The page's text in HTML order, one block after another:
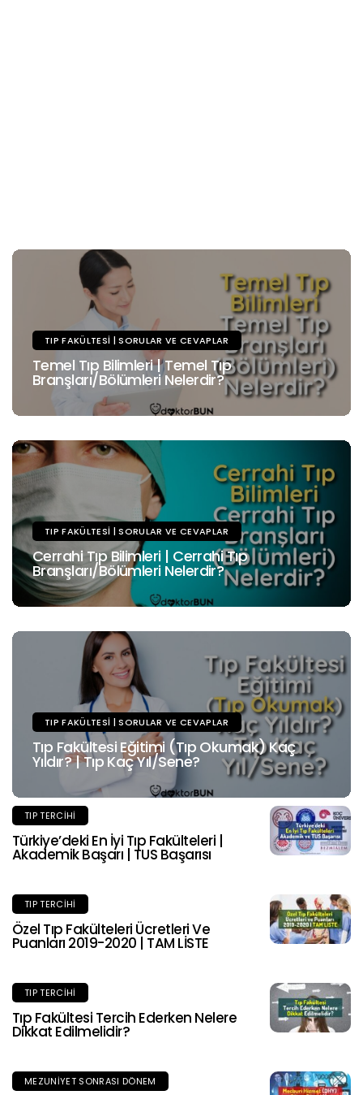
TIP FAKÜLTESI | SORULAR VE CEVAPLAR
Temel Tıp Bilimleri | Temel Tıp
Branşları/Bölümleri Nelerdir?
TIP FAKÜLTESI | SORULAR VE CEVAPLAR
Cerrahi Tıp Bilimleri | Cerrahi Tıp
Branşları/Bölümleri Nelerdir?
TIP FAKÜLTESI | SORULAR VE CEVAPLAR
Tıp Fakültesi Eğitimi (Tıp Okumak) Kaç
Yıldır? | Tıp Kaç Yıl/Sene?
TIP TERCIHI
Türkiye’deki En İyi Tıp Fakülteleri |
Akademik Başarı | TUS Başarısı
TIP TERCIHI
Özel Tıp Fakülteleri Ücretleri Ve
Puanları 2019-2020 | TAM LİSTE
TIP TERCIHI
Tıp Fakültesi Tercih Ederken Nelere
Dikkat Edilmelidir?
MEZUNIYET SONRASI DÖNEM